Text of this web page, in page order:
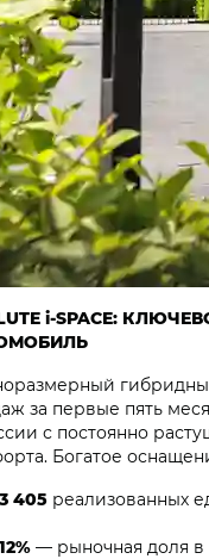
i‑SPACE:
за первые пять
с постоянно
Богатое
3 405 реализованных
12% — рыночная доля в